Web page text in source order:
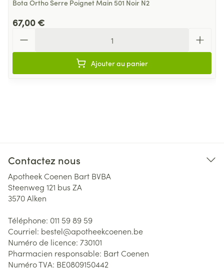
Bota Ortho Serre Poignet Main 501 Noir N2
67,00 €
Ajouter au panier
Contactez nous
Apotheek Coenen Bart BVBA
Steenweg 121 bus ZA
3570Alken
Téléphone: 011 59 89 59
Courriel: bestel@apotheekcoenen.be
Numéro de licence: 730101
Pharmacien responsable: Bart Coenen
Numéro TVA: BE0809150442